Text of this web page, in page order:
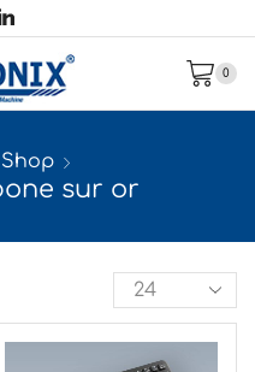
0
Shop
sur or